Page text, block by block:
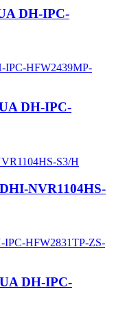
DH-IPC-
DH-IPC-
NVR1104HS-
DH-IPC-